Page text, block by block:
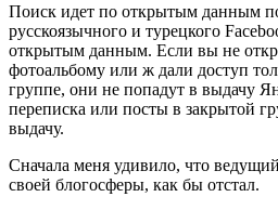
Поиск идет по открытым данным
русскоязычного и турецкого
открытым данным. Если вы не
фотоальбому или ж дали доступ
группе, они не попадут в выдачу
переписка или посты в закрытой
выдачу.
Сначала меня удивило, что
своей блогосферы, как бы отстал.